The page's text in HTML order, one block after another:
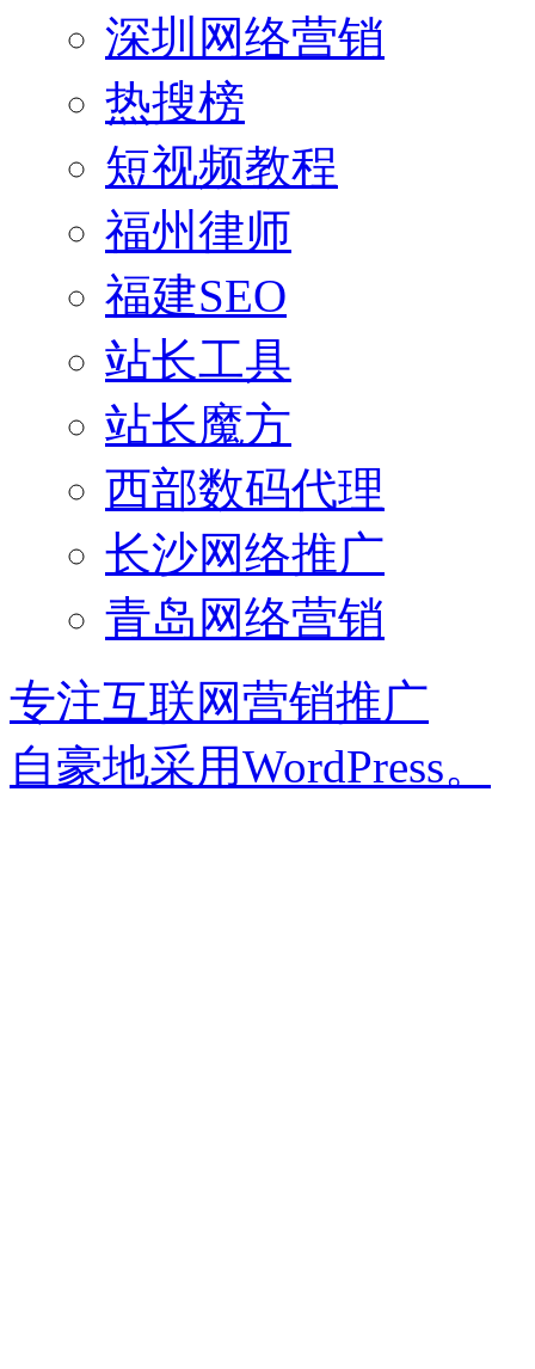
深圳网络营销
热搜榜
短视频教程
福州律师
福建SEO
站长工具
站长魔方
西部数码代理
长沙网络推广
青岛网络营销
专注互联网营销推广
自豪地采用WordPress。